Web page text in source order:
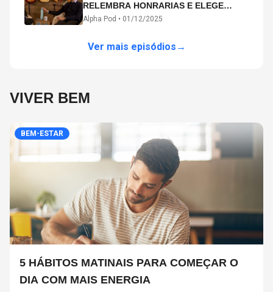
RELEMBRA HONRARIAS E ELEGE
MICHAEL PHELPS O MAIOR ATLETA DA
Alpha Pod • 01/12/2025
Ver mais episódios →
VIVER BEM
BEM-ESTAR
5 HÁBITOS MATINAIS PARA COMEÇAR O
DIA COM MAIS ENERGIA